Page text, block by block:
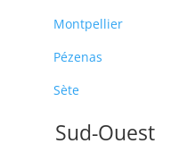
Montpellier
Pézenas
Sète
Sud-Ouest